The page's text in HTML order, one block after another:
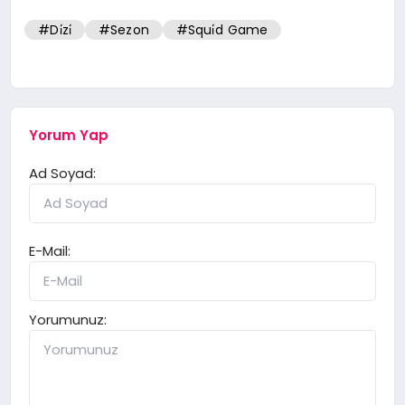
#Di̇zi̇ #Sezon #Squi̇d Game
Yorum Yap
Ad Soyad:
E-Mail:
Yorumunuz: